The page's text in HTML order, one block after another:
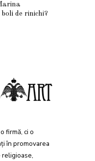
de rinichi?
firmă, ci o
în promovarea
religioase,